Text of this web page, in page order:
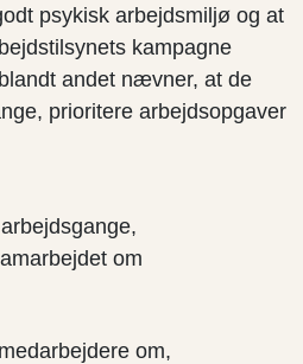
psykisk arbejdsmiljø og at
kampagne
andet nævner, at de
prioritere arbejdsopgaver
om
om,